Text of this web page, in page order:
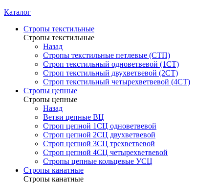
Каталог
Стропы текстильные
Стропы текстильные
Назад
Стропы текстильные петлевые (СТП)
Строп текстильный одноветвевой (1СТ)
Строп текстильный двухветвевой (2СТ)
Строп текстильный четырехветвевой (4СТ)
Стропы цепные
Стропы цепные
Назад
Ветви цепные ВЦ
Строп цепной 1СЦ одноветвевой
Строп цепной 2СЦ двухветвевой
Строп цепной 3СЦ трехветвевой
Строп цепной 4СЦ четырехветвевой
Стропы цепные кольцевые УСЦ
Стропы канатные
Стропы канатные